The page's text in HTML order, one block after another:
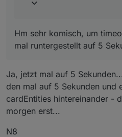
Hm sehr komisch, um
mal runtergestellt auf 5
Ja, jetzt mal auf 5
den mal auf 5 Sekunden und
cardEntities hintereinander -
morgen erst...
N8